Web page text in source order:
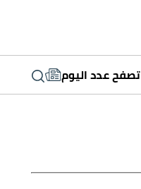
تصفح عدد اليوم